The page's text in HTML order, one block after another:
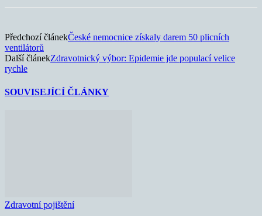
Předchozí článekČeské nemocnice získaly darem 50 plicních
ventilátorů
Další článekZdravotnický výbor: Epidemie jde populací velice
rychle
SOUVISEJÍCÍ ČLÁNKY
Zdravotní pojištění